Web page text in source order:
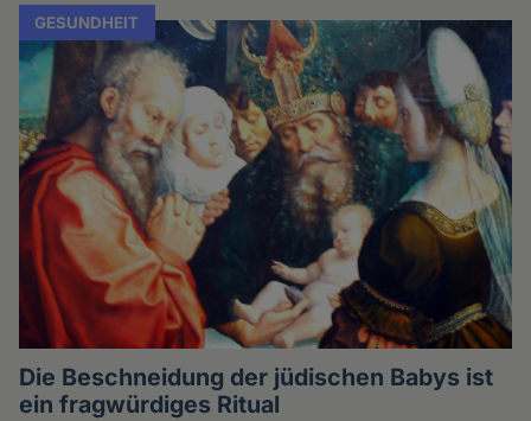
GESUNDHEIT
Die Beschneidung der jüdischen Babys ist
ein fragwürdiges Ritual